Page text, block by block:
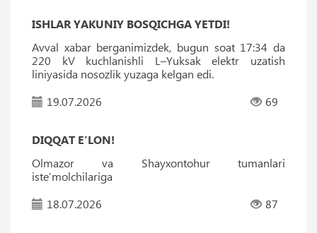
ISHLAR YAKUNIY BOSQICHGA YETDI!
Avval xabar berganimizdek, bugun soat 17:34 da
220 kV kuchlanishli L–Yuksak elektr uzatish
liniyasida nosozlik yuzaga kelgan edi.
19.07.2026
69
DIQQAT E’LON!
Olmazor va Shayxontohur tumanlari
iste’molchilariga
18.07.2026
87